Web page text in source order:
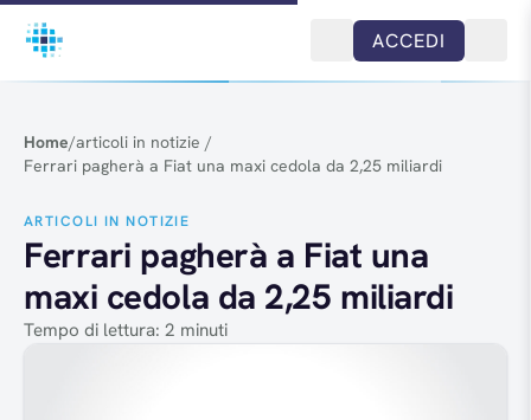
Salta al contenuto
ACCEDI
Home/articoli in notizie /
Ferrari pagherà a Fiat una maxi cedola da 2,25 miliardi
ARTICOLI IN NOTIZIE
Ferrari pagherà a Fiat una
maxi cedola da 2,25 miliardi
Tempo di lettura: 2 minuti